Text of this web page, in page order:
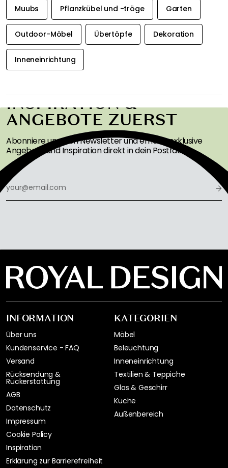
Muubs Pflanzkübel und -tröge Garten
Outdoor-Möbel Übertöpfe Dekoration
Inneneinrichtung
INSPIRATION &
ANGEBOTE ZUERST
Abonniere unseren Newsletter und erhalte exklusive
Angebote und Inspiration direkt in dein Postfach!
INFORMATION
Über uns
Kundenservice - FAQ
Versand
Rücksendung &
Rückerstattung
AGB
Datenschutz
Impressum
Cookie Policy
Inspiration
Erklärung zur Barrierefreiheit
KATEGORIEN
Möbel
Beleuchtung
Inneneinrichtung
Textilien & Teppiche
Glas & Geschirr
Küche
Außenbereich